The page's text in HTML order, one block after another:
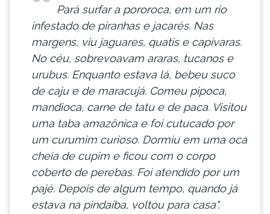
Pará surfar a pororoca, em um rio
infestado de piranhas e jacarés. Nas
margens, viu jaguares, quatis e capivaras.
No céu, sobrevoavam araras, tucanos e
urubus. Enquanto estava lá, bebeu suco
de caju e de maracujá. Comeu pipoca,
mandioca, carne de tatu e de paca. Visitou
uma taba amazônica e foi cutucado por
um curumim curioso. Dormiu em uma oca
cheia de cupim e ficou com o corpo
coberto de perebas. Foi atendido por um
pajé. Depois de algum tempo, quando já
estava na pindaíba, voltou para casa".